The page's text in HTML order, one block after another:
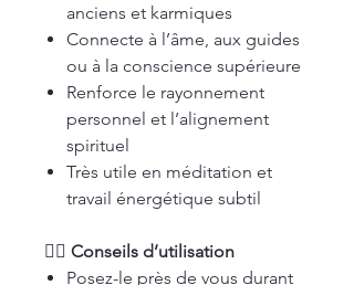
anciens et karmiques
Connecte à l’âme, aux guides
ou à la conscience supérieure
Renforce le rayonnement
personnel et l’alignement
spirituel
Très utile en méditation et
travail énergétique subtil
🧘‍♀️ Conseils d’utilisation
Posez-le près de vous durant